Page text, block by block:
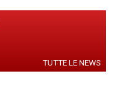
TUTTE LE NEWS